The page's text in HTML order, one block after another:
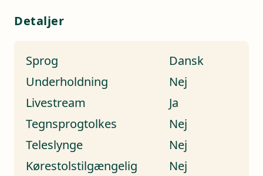
Detaljer
Sprog
Dansk
Underholdning
Nej
Livestream
Ja
Tegnsprogtolkes
Nej
Teleslynge
Nej
Kørestolstilgængelig
Nej